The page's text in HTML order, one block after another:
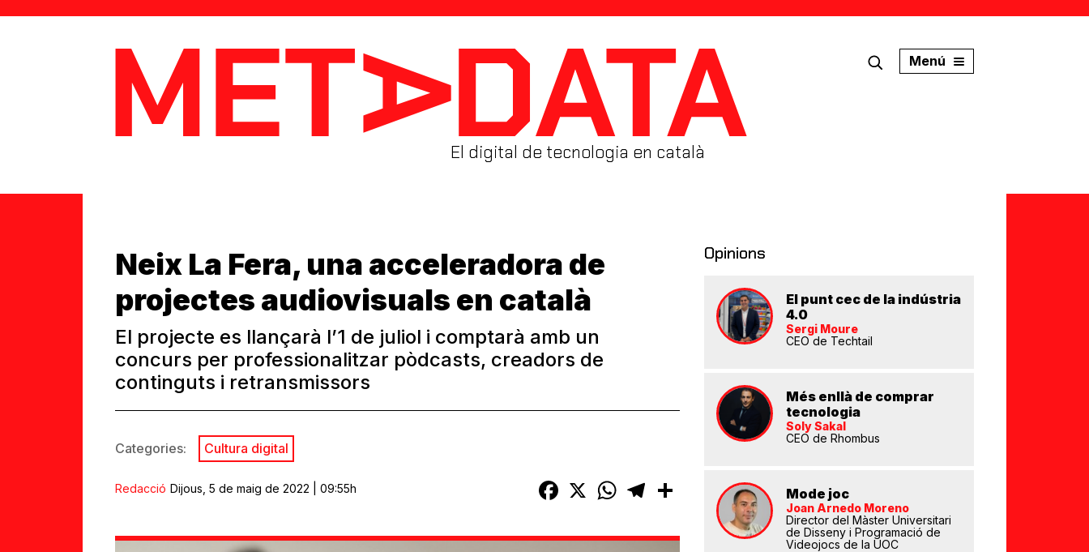
MetaData
El digital de tecnologia en català
Menú
Neix La Fera, una acceleradora de
projectes audiovisuals en català
El projecte es llançarà l’1 de juliol i comptarà amb un
concurs per professionalitzar pòdcasts, creadors de
continguts i retransmissors
Categories: Cultura digital
Redacció Dijous, 5 de maig de 2022 | 09:55h Facebook
X WhatsAppTelegramComparteix
Opinions
El punt cec de la indústria
4.0
Sergi Moure
CEO de Techtail
Més enllà de comprar
tecnologia
Soly Sakal
CEO de Rhombus
Mode joc
Joan Arnedo Moreno
Director del Màster Universitari
de Disseny i Programació de
Videojocs de la UOC